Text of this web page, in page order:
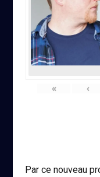
« ‹
Par ce nouveau